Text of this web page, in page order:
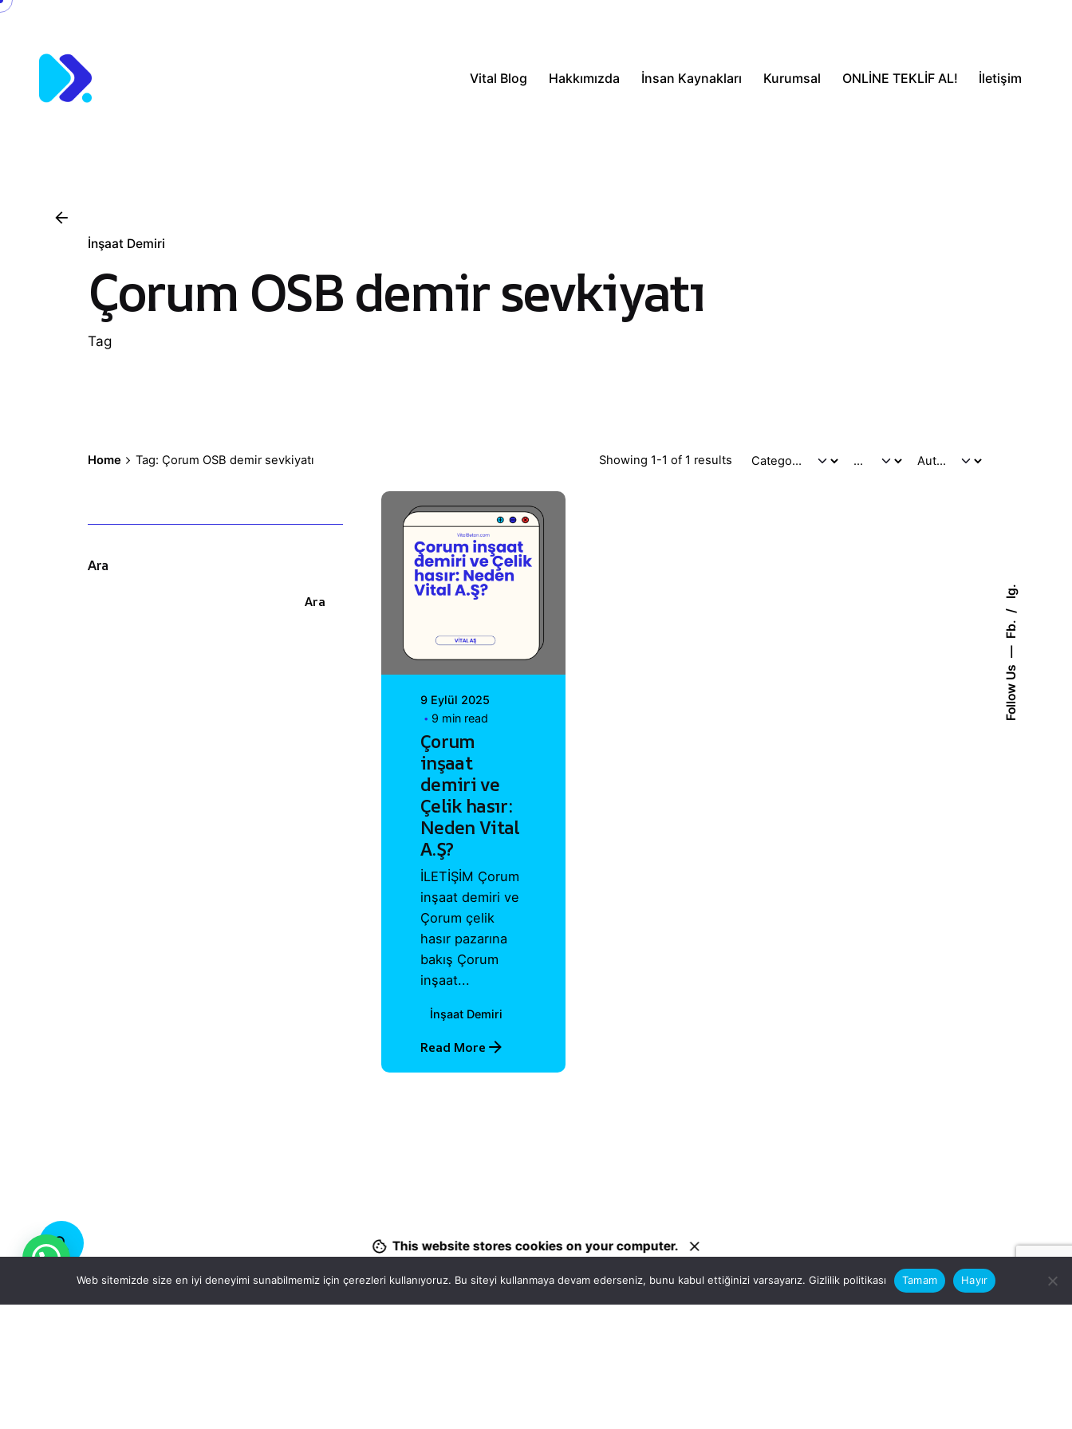
Follow Us
Fb.
Ig.
Skip
content
Vital Blog
Hakkımızda İnsan Kaynakları Kurumsal ONLİNE TEKLİF AL! İletişim
İnşaat Demiri
Çorum OSB demir sevkiyatı
Tag
Home Tag: Çorum OSB demir sevkiyatı Showing 1-1 of 1 results
Ara
Ara Posted by
Webmaster
9 Eylül 2025
9 min read
Çorum
inşaat
demiri ve
Çelik hasır:
Neden Vital
A.Ş?
İLETİŞİM Çorum
inşaat demiri ve
Çorum çelik
hasır pazarına
bakış Çorum
inşaat...
İnşaat Demiri
Read More
This website stores cookies on your computer.
Web sitemizde size en iyi deneyimi sunabilmemiz için çerezleri kullanıyoruz. Bu siteyi kullanmaya devam ederseniz, bunu kabul ettiğinizi varsayarız. Gizlilik politikası Tamam Hayır